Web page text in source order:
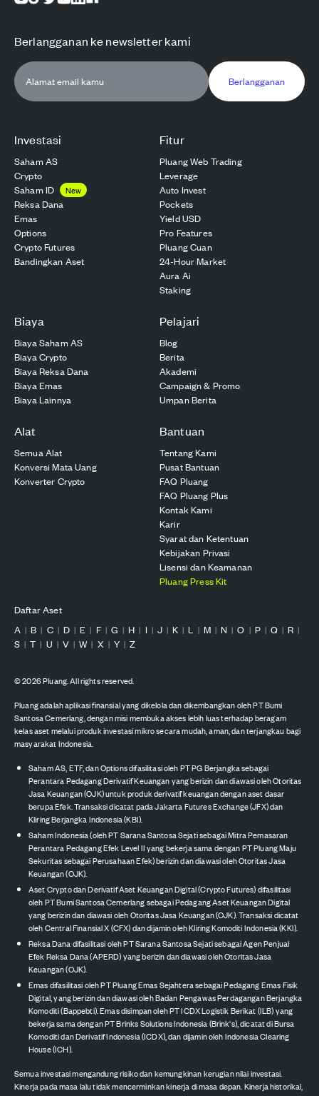
Investasi
Saham AS
Crypto
Saham ID
New
Reksa Dana
Emas
Options
Crypto Futures
Bandingkan Aset
Fitur
Pluang Web Trading
Leverage
Auto Invest
Pockets
Yield USD
Pro Features
Pluang Cuan
24-Hour Market
Aura Ai
Staking
Biaya
Biaya Saham AS
Biaya Crypto
Biaya Reksa Dana
Biaya Emas
Biaya Lainnya
Pelajari
Blog
Berita
Akademi
Campaign & Promo
Umpan Berita
Alat
Semua Alat
Konversi Mata Uang
Konverter Crypto
Bantuan
Tentang Kami
Pusat Bantuan
FAQ Pluang
FAQ Pluang Plus
Kontak Kami
Karir
Syarat dan Ketentuan
Kebijakan Privasi
Lisensi dan Keamanan
Pluang Press Kit
Berlangganan ke newsletter kami
Berlangganan
Daftar Aset
A | B | C | D | E | F | G | H | I | J | K | L | M | N | O | P | Q | R |
S | T | U | V | W | X | Y | Z
©2026Pluang. All rights reserved.
Pluang adalah aplikasi finansial yang dikelola dan dikembangkan oleh PT Bumi
Santosa Cemerlang, dengan misi membuka akses lebih luas terhadap beragam
kelas aset melalui produk investasi mikro secara mudah, aman, dan terjangkau bagi
masyarakat Indonesia.
Saham AS, ETF, dan Options difasilitasi oleh PT PG Berjangka sebagai
Perantara Pedagang Derivatif Keuangan yang berizin dan diawasi oleh Otoritas
Jasa Keuangan (OJK) untuk produk derivatif keuangan dengan aset dasar
berupa Efek. Transaksi dicatat pada Jakarta Futures Exchange (JFX) dan
Kliring Berjangka Indonesia (KBI).
Saham Indonesia (oleh PT Sarana Santosa Sejati sebagai Mitra Pemasaran
Perantara Pedagang Efek Level II yang bekerja sama dengan PT Pluang Maju
Sekuritas sebagai Perusahaan Efek) berizin dan diawasi oleh Otoritas Jasa
Keuangan (OJK).
Aset Crypto dan Derivatif Aset Keuangan Digital (Crypto Futures) difasilitasi
oleh PT Bumi Santosa Cemerlang sebagai Pedagang Aset Keuangan Digital
yang berizin dan diawasi oleh Otoritas Jasa Keuangan (OJK). Transaksi dicatat
oleh Central Finansial X (CFX) dan dijamin oleh Kliring Komoditi Indonesia (KKI).
Reksa Dana difasilitasi oleh PT Sarana Santosa Sejati sebagai Agen Penjual
Efek Reksa Dana (APERD) yang berizin dan diawasi oleh Otoritas Jasa
Keuangan (OJK).
Emas difasilitasi oleh PT Pluang Emas Sejahtera sebagai Pedagang Emas Fisik
Digital, yang berizin dan diawasi oleh Badan Pengawas Perdagangan Berjangka
Komoditi (Bappebti). Emas disimpan oleh PT ICDX Logistik Berikat (ILB) yang
bekerja sama dengan PT Brinks Solutions Indonesia (Brink's), dicatat di Bursa
Komoditi dan Derivatif Indonesia (ICDX), dan dijamin oleh Indonesia Clearing
House (ICH).
Semua investasi mengandung risiko dan kemungkinan kerugian nilai investasi.
Kinerja pada masa lalu tidak mencerminkan kinerja di masa depan. Kinerja historikal,